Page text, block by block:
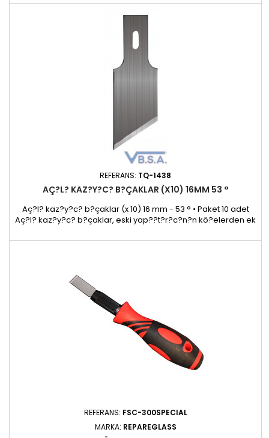
REFERANS: TQ-1438
AÇ?L? KAZ?Y?C? B?ÇAKLAR (X10) 16MM 53 °
Aç?l? kaz?y?c? b?çaklar (x 10) 16 mm - 53 ° • Paket 10 adet
Aç?l? kaz?y?c? b?çaklar, eski yap??t?r?c?n?n kö?elerden ek
REFERANS: FSC-300SPECIAL
MARKA: REPAREGLASS